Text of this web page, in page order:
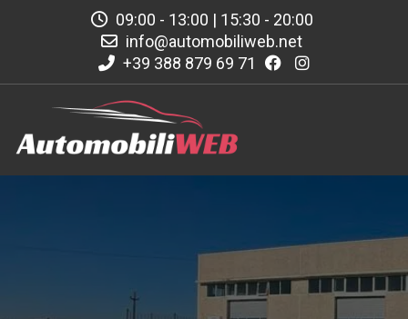
09:00 - 13:00 | 15:30 - 20:00
info@automobiliweb.net
+39 388 879 69 71